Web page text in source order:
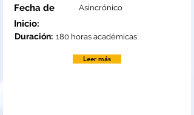
Duración: 180 horas académicas
Fecha de
Inicio:
Asincrónico
Leer más